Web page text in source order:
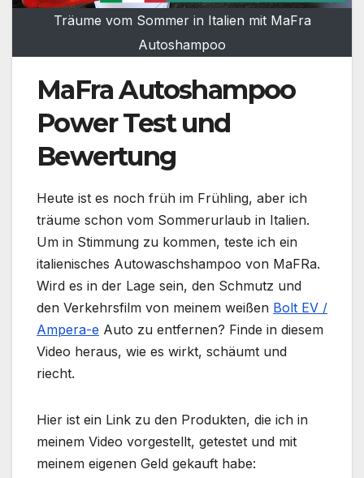
Träume vom Sommer in Italien mit MaFra
Autoshampoo
MaFra Autoshampoo
Power Test und
Bewertung
Heute ist es noch früh im Frühling, aber ich
träume schon vom Sommerurlaub in Italien.
Um in Stimmung zu kommen, teste ich ein
italienisches Autowaschshampoo von MaFRa.
Wird es in der Lage sein, den Schmutz und
den Verkehrsfilm von meinem weißen Bolt EV /
Ampera-e Auto zu entfernen? Finde in diesem
Video heraus, wie es wirkt, schäumt und
riecht.
Hier ist ein Link zu den Produkten, die ich in
meinem Video vorgestellt, getestet und mit
meinem eigenen Geld gekauft habe: